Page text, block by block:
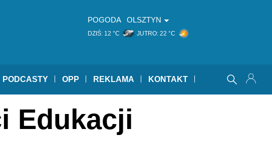
POGODA OLSZTYN
DZIŚ: 12 °C JUTRO: 22 °C
PODCASTY OPP REKLAMA KONTAKT
Edukacji